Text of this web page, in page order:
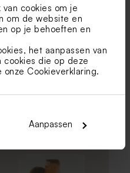
cookies om je
om de website en
op je behoeften en
het aanpassen van
cookies die op deze
onze Cookieverklaring.
Aanpassen
transparante doosjes
huwelijk met
met bloem